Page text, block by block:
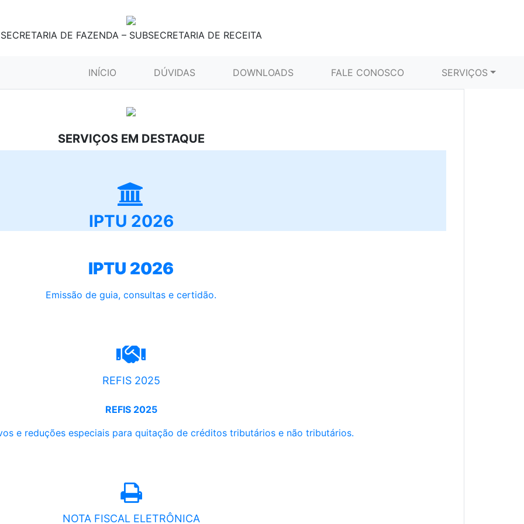
SECRETARIA DE FAZENDA – SUBSECRETARIA DE RECEITA
INÍCIO (CURRENT)DÚVIDAS DOWNLOADS FALE CONOSCO SERVIÇOS
SERVIÇOS EM DESTAQUE
IPTU 2026
IPTU 2026
Emissão de guia, consultas e certidão.
REFIS 2025
REFIS 2025
e reduções especiais para quitação de créditos tributários e não tributários.
NOTA FISCAL ELETRÔNICA